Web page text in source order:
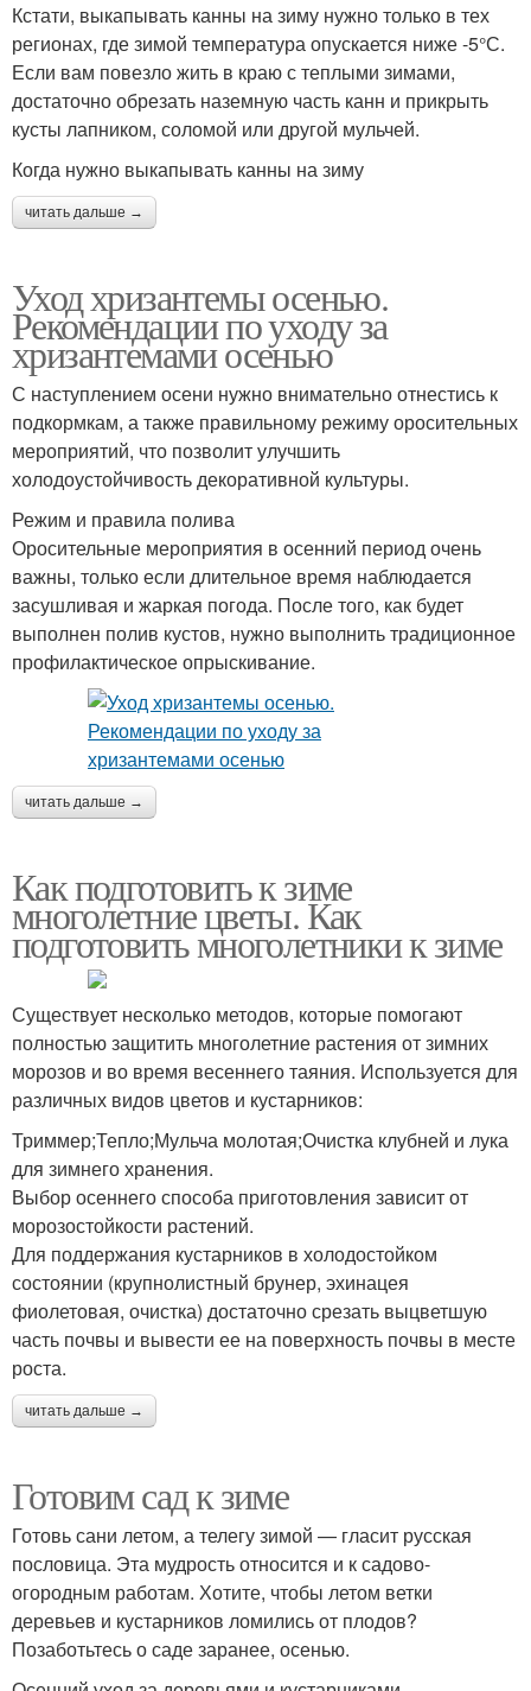
Кстати, выкапывать канны на зиму нужно только в тех
регионах, где зимой температура опускается ниже -5°С.
Если вам повезло жить в краю с теплыми зимами,
достаточно обрезать наземную часть канн и прикрыть
кусты лапником, соломой или другой мульчей.
Когда нужно выкапывать канны на зиму
читать дальше →
Уход хризантемы осенью.
Рекомендации по уходу за
хризантемами осенью
С наступлением осени нужно внимательно отнестись к
подкормкам, а также правильному режиму оросительных
мероприятий, что позволит улучшить
холодоустойчивость декоративной культуры.
Режим и правила полива
Оросительные мероприятия в осенний период очень
важны, только если длительное время наблюдается
засушливая и жаркая погода. После того, как будет
выполнен полив кустов, нужно выполнить традиционное
профилактическое опрыскивание.
читать дальше →
Как подготовить к зиме
многолетние цветы. Как
подготовить многолетники к зиме
Существует несколько методов, которые помогают
полностью защитить многолетние растения от зимних
морозов и во время весеннего таяния. Используется для
различных видов цветов и кустарников:
Триммер;Тепло;Мульча молотая;Очистка клубней и лука
для зимнего хранения.
Выбор осеннего способа приготовления зависит от
морозостойкости растений.
Для поддержания кустарников в холодостойком
состоянии (крупнолистный брунер, эхинацея
фиолетовая, очистка) достаточно срезать выцветшую
часть почвы и вывести ее на поверхность почвы в месте
роста.
читать дальше →
Готовим сад к зиме
Готовь сани летом, а телегу зимой — гласит русская
пословица. Эта мудрость относится и к садово-
огородным работам. Хотите, чтобы летом ветки
деревьев и кустарников ломились от плодов?
Позаботьтесь о саде заранее, осенью.